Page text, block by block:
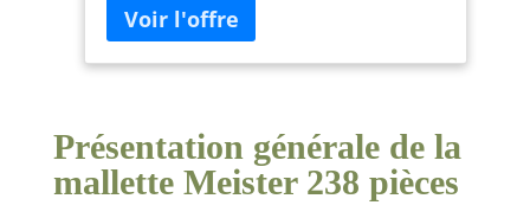
facile | Insert intégré pour un rangement
compact des outils TRANSPORT
CONFORTABLE : les roues intégrées
réglable en hauteur dans les 2 sens
CARACTÉRISTIQUES EXCEPTIONNELLES :
les contours illustrés facilitent le tri de
Présentation générale de la
mallette Meister 238 pièces